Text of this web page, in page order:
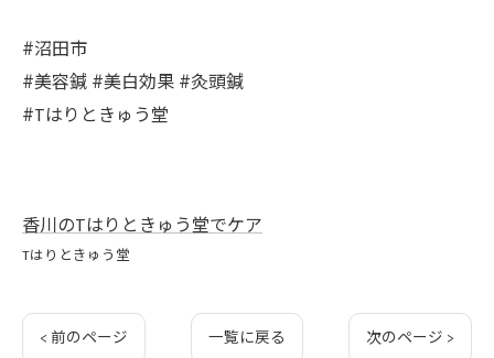
#沼田市
#美容鍼 #美白効果 #灸頭鍼
#Tはりときゅう堂
香川のTはりときゅう堂でケア
Tはりときゅう堂
< 前のページ 一覧に戻る 次のページ >